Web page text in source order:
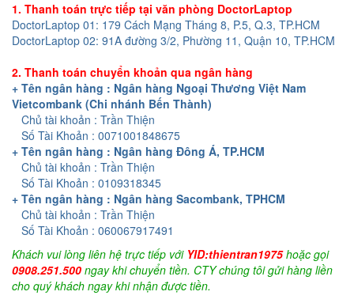
1. Thanh toán trực tiếp tại văn phòng DoctorLaptop
DoctorLaptop 01: 179 Cách Mạng Tháng 8, P.5, Q.3, TP.HCM
DoctorLaptop 02: 91A đường 3/2, Phường 11, Quận 10, TP.HCM
2. Thanh toán chuyển khoản qua ngân hàng
+ Tên ngân hàng : Ngân hàng Ngoại Thương Việt Nam
Vietcombank (Chi nhánh Bến Thành)
Chủ tài khoản : Trần Thiện
Số Tài Khoản : 0071001848675
+ Tên ngân hàng : Ngân hàng Đông Á, TP.HCM
Chủ tài khoản : Trần Thiện
Số Tài Khoản : 0109318345
+ Tên ngân hàng : Ngân hàng Sacombank, TPHCM
Chủ tài khoản : Trần Thiện
Số Tài Khoản : 060067917491
Khách vui lòng liên hệ trực tiếp với YID:thientran1975hoặc gọi
0908.251.500 ngay khi chuyển tiền. CTY chúng tôi gửi hàng liền
cho quý khách ngay khi nhận được tiền.